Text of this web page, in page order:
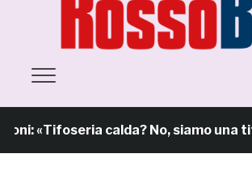
«Tifoseria calda? No, siamo una